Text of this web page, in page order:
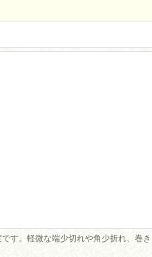
す。軽微な端少切れや角少折れ、巻き